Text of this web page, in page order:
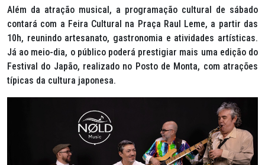
Além da atração musical, a programação cultural de sábado
contará com a Feira Cultural na Praça Raul Leme, a partir das
10h, reunindo artesanato, gastronomia e atividades artísticas.
Já ao meio-dia, o público poderá prestigiar mais uma edição do
Festival do Japão, realizado no Posto de Monta, com atrações
típicas da cultura japonesa.